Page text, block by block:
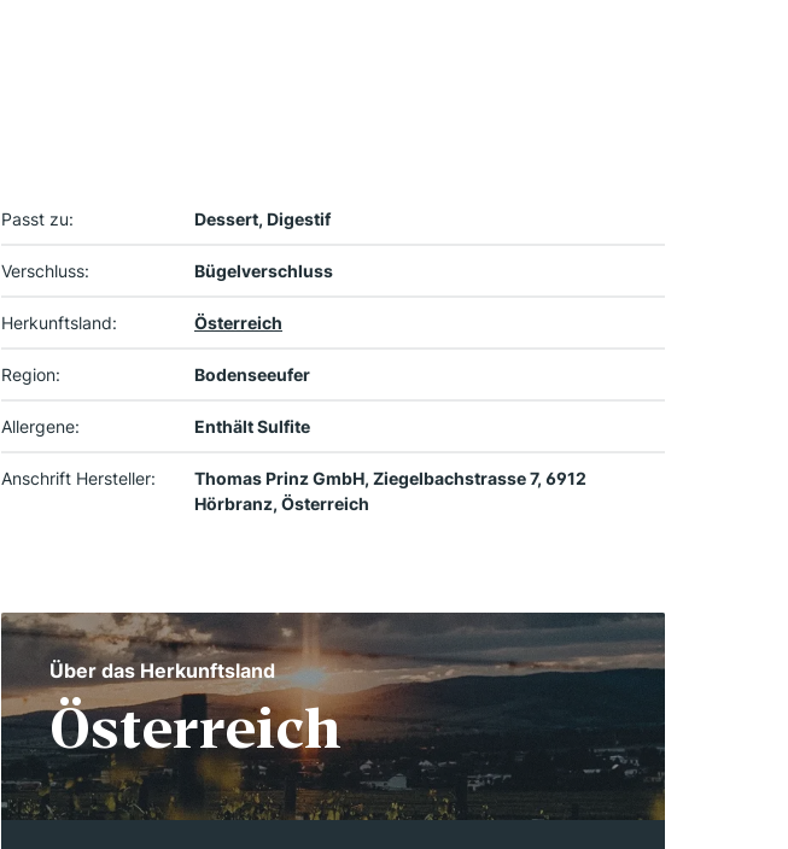
Passt zu: Dessert, Digestif
Verschluss: Bügelverschluss
Herkunftsland: Österreich
Region: Bodenseeufer
Allergene: Enthält Sulfite
Anschrift Hersteller:
Thomas Prinz GmbH, Ziegelbachstrasse 7, 6912
Hörbranz, Österreich
Über das Herkunftsland
Österreich